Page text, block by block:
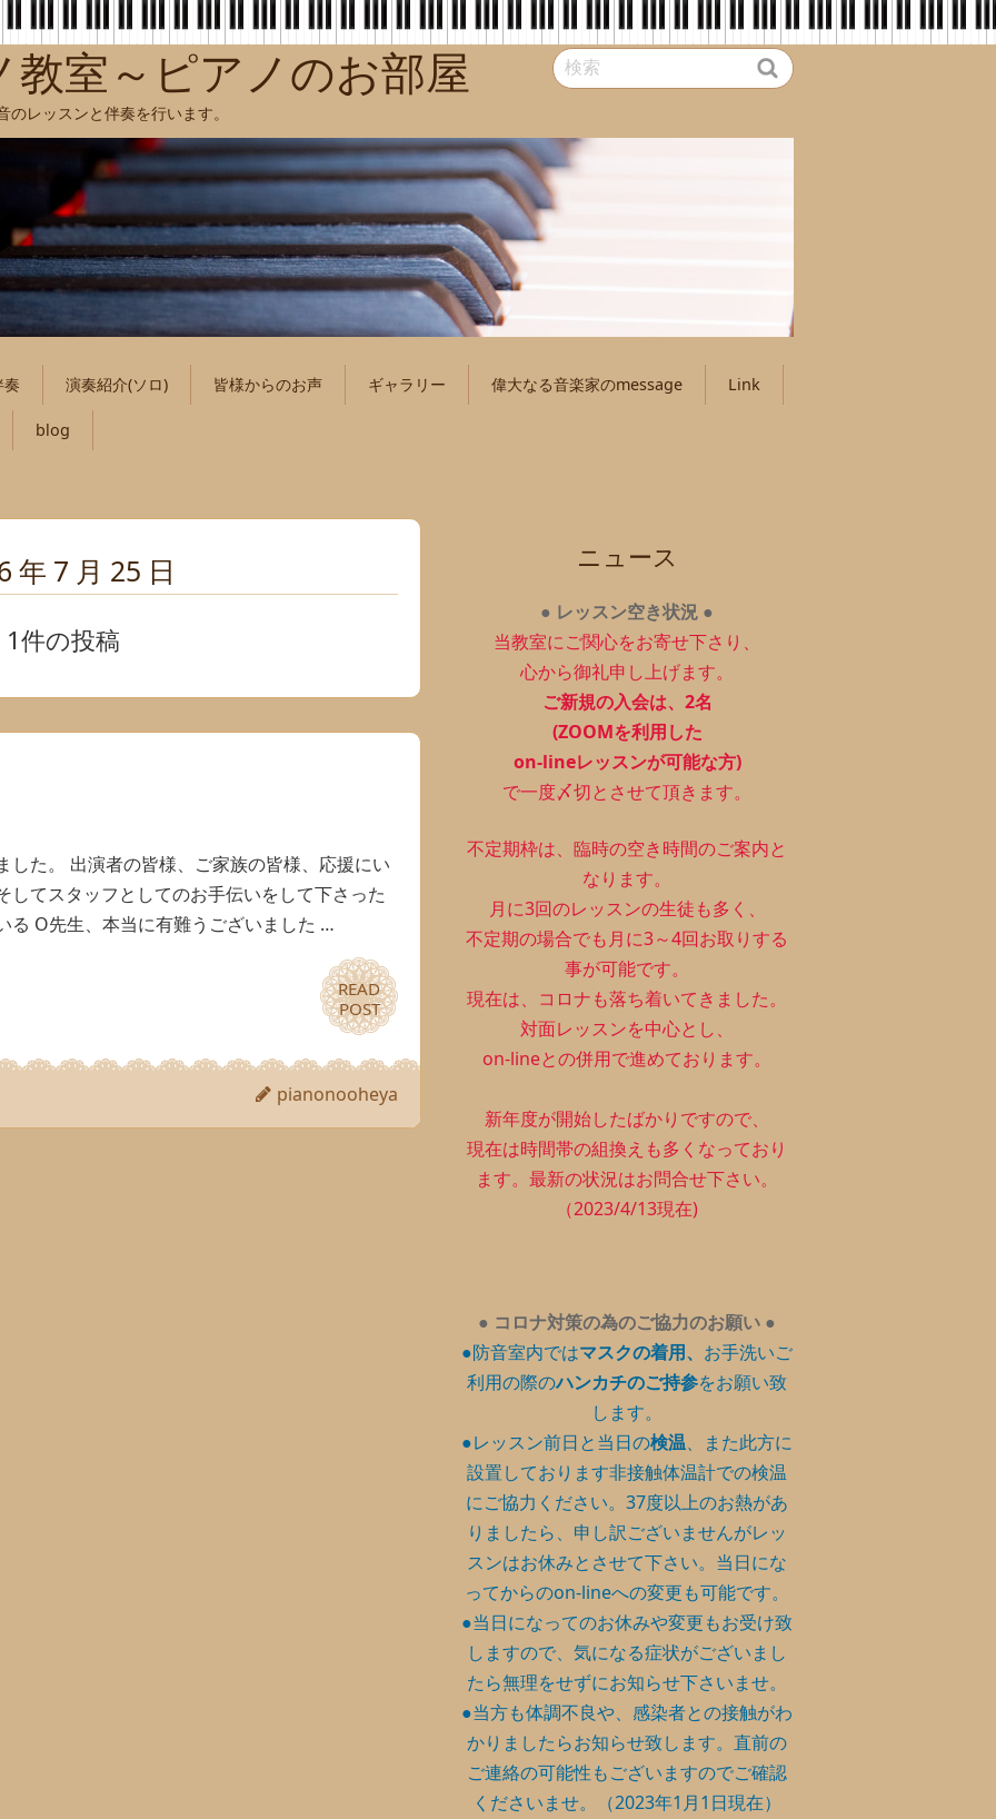
教室～ピアノのお部屋
レッスンと伴奏を行います。
奏 演奏紹介(ソロ) 皆様からのお声 ギャラリー 偉大なる音楽家のmessage Link
blog
年 7 月 25 日
1件の投稿
した。 出演者の皆様、ご家族の皆様、応援にい
してスタッフとしてのお手伝いをして下さった
る O先生、本当に有難うございました …
READ
POST
READ
POST
pianonooheya
ニュース
● レッスン空き状況 ●
当教室にご関心をお寄せ下さり、
心から御礼申し上げます。
ご新規の入会は、2名
(ZOOMを利用した
on-lineレッスンが可能な方)
で一度〆切とさせて頂きます。
不定期枠は、 臨時の空き時間のご案内と
なります。
月に3回のレッスンの生徒も多く、
不定期の場合でも月に3～4回お取りする
事が可能です。
現在は、コロナも落ち着いてきました。
対面レッスンを中心とし、
on-lineとの併用で進めております。
新年度が開始したばかりですので、
現在は時間帯の組換えも多くなっており
ます。最新の状況はお問合せ下さい。
（2023/4/13現在)
● コロナ対策の為のご協力のお願い ●
●防音室内ではマスクの着用、 お手洗いご
利用の際のハンカチのご持参をお願い致
します。
●レッスン前日と当日の検温、また此方に
設置しております非接触体温計での検温
にご協力ください。37度以上のお熱があ
りましたら、申し訳ございませんがレッ
スンはお休みとさせて下さい。当日にな
ってからのon-lineへの変更も可能です。
●当日になってのお休みや変更もお受け致
しますので、気になる症状がございまし
たら無理をせずにお知らせ下さいませ。
●当方も体調不良や、感染者との接触がわ
かりましたらお知らせ致します。直前の
ご連絡の可能性もございますのでご確認
くださいませ。（2023年1月1日現在）